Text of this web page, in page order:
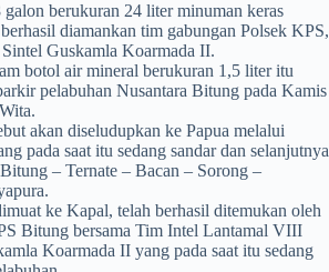
berukuran 24 liter minuman keras
diamankan tim gabungan Polsek KPS,
Guskamla Koarmada II.
botol air mineral berukuran 1,5 liter itu
pelabuhan Nusantara Bitung pada Kamis
akan diseludupkan ke Papua melalui
pada saat itu sedang sandar dan selanjutnya
– Ternate – Bacan – Sorong –
ke Kapal, telah berhasil ditemukan oleh
Bitung bersama Tim Intel Lantamal VIII
Koarmada II yang pada saat itu sedang